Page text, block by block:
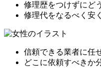
修理歴をつけずにど
修理代をなるべく安
信頼できる業者に任
どこに依頼すべきか